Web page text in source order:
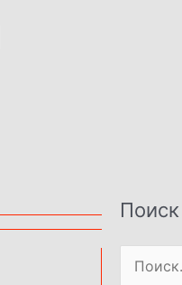
Поиск: